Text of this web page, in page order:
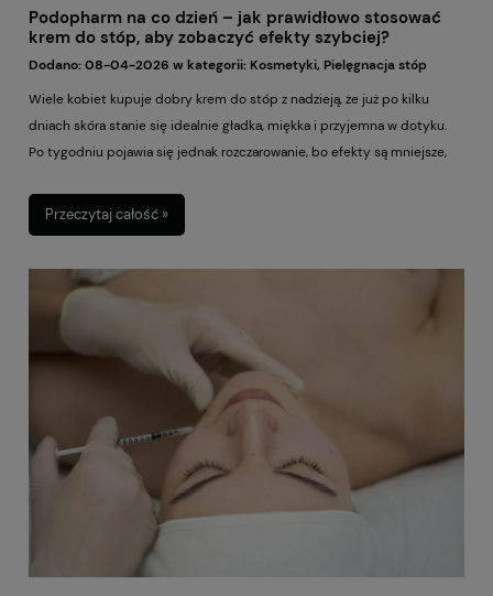
Podopharm na co dzień – jak prawidłowo stosować
krem do stóp, aby zobaczyć efekty szybciej?
Dodano:08-04-2026 w kategorii: Kosmetyki, Pielęgnacja stóp
Wiele kobiet kupuje dobry krem do stóp z nadzieją, że już po kilku
dniach skóra stanie się idealnie gładka, miękka i przyjemna w dotyku.
Po tygodniu pojawia się jednak rozczarowanie, bo efekty są mniejsze,
kosmetyku, lecz w sposobie jego stosowania. Nawet najlepszy produkt
nie zadziała tak, jak powinien, jeśli nakładany jest nieregularnie, w
ceniona za kosmetyki inspirowane profesjonalną pielęgnacją stóp. Aby
kremu na co dzień. Dobra wiadomość jest taka, że nie potrzebujesz
skomplikowanych rytuałów ani godziny wolnego czasu. Czasem
wystarczy kilka prostych nawyków, aby stopy wyglądały znacznie lepiej
i odzyskały komfort szybciej, niż myślisz.
Przeczytaj całość »